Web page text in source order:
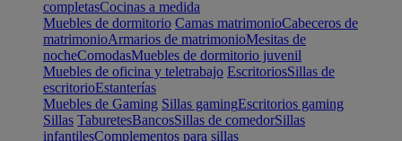
completasCocinas a medida
Muebles de dormitorio Camas matrimonioCabeceros de
matrimonioArmarios de matrimonioMesitas de
nocheComodasMuebles de dormitorio juvenil
Muebles de oficina y teletrabajo EscritoriosSillas de
escritorioEstanterías
Muebles de Gaming Sillas gamingEscritorios gaming
Sillas TaburetesBancosSillas de comedorSillas
infantilesComplementos para sillas